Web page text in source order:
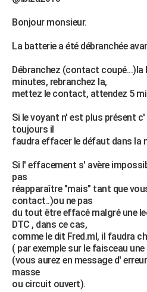
Bonjour monsieur.
La batterie a été débranchée
Débranchez (contact
minutes, rebranchez la,
mettez le contact, attendez 5
Si le voyant n' est plus présent
toujours il
faudra effacer le défaut dans la
Si l' effacement s' avère
pas
réapparaître "mais" tant que
contact..)ou ne pas
du tout être effacé malgré une
DTC , dans ce cas,
comme le dit Fred.ml, il faudra
( par exemple sur le faisceau une
(vous aurez en message d'
masse
ou circuit ouvert).